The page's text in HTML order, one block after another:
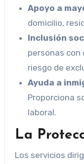
Apoyo a
domicilio,
Inclusión
personas con
riesgo de
Ayuda a
Proporciona
laboral.
La
Los servicios